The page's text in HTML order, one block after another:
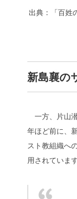
出典：「百姓
新島襄の
一方、片山
年ほど前に、
スト教組織へ
用されています